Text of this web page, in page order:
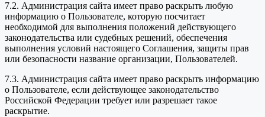
7.2. Администрация сайта имеет право раскрыть любую
информацию о Пользователе, которую посчитает
необходимой для выполнения положений действующего
законодательства или судебных решений, обеспечения
выполнения условий настоящего Соглашения, защиты прав
или безопасности название организации, Пользователей.
7.3. Администрация сайта имеет право раскрыть информацию
о Пользователе, если действующее законодательство
Российской Федерации требует или разрешает такое
раскрытие.